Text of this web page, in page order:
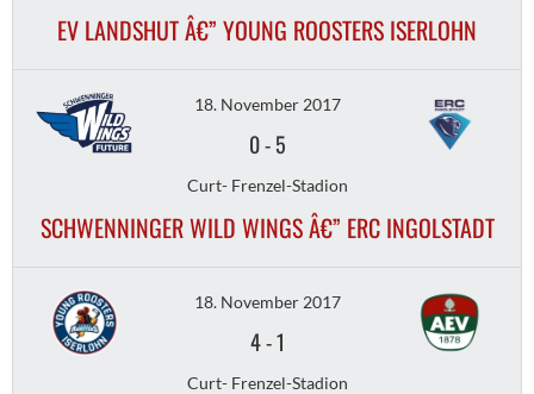
EV LANDSHUT Â€” YOUNG ROOSTERS ISERLOHN
18. November 2017
0-5
Curt- Frenzel-Stadion
SCHWENNINGER WILD WINGS Â€” ERC INGOLSTADT
18. November 2017
4-1
Curt- Frenzel-Stadion